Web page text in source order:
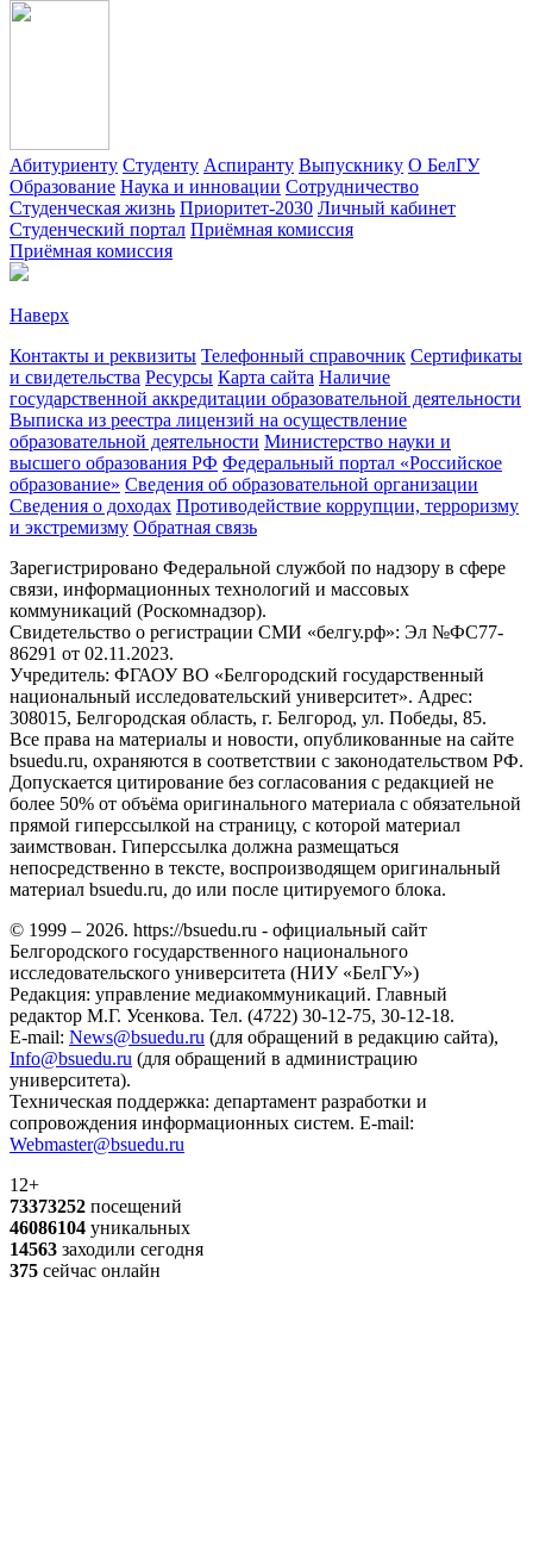
Абитуриенту Студенту Аспиранту Выпускнику О БелГУ
Образование Наука и инновации Сотрудничество
Студенческая жизнь Приоритет-2030 Личный кабинет
Студенческий портал Приёмная комиссия
Приёмная комиссия
Наверх
Контакты и реквизиты Телефонный справочник Сертификаты
и свидетельства Ресурсы Карта сайта Наличие
государственной аккредитации образовательной деятельности
Выписка из реестра лицензий на осуществление
образовательной деятельности Министерствo науки и
высшего образования РФ Федеральный портал «Российское
образование» Сведения об образовательной организации
Сведения о доходах Противодействие коррупции, терроризму
и экстремизму Обратная связь
Зарегистрировано Федеральной службой по надзору в сфере
связи, информационных технологий и массовых
коммуникаций (Роскомнадзор).
Свидетельство о регистрации СМИ «белгу.рф»: Эл №ФС77-
86291 от 02.11.2023.
Учредитель: ФГАОУ ВО «Белгородский государственный
национальный исследовательский университет». Адрес:
308015, Белгородская область, г. Белгород, ул. Победы, 85.
Все права на материалы и новости, опубликованные на сайте
bsuedu.ru, охраняются в соответствии с законодательством РФ.
Допускается цитирование без согласования с редакцией не
более 50% от объёма оригинального материала с обязательной
прямой гиперссылкой на страницу, с которой материал
заимствован. Гиперссылка должна размещаться
непосредственно в тексте, воспроизводящем оригинальный
материал bsuedu.ru, до или после цитируемого блока.
© 1999 – 2026. https://bsuedu.ru - официальный сайт
Белгородского государственного национального
исследовательского университета (НИУ «БелГУ»)
Редакция: управление медиакоммуникаций. Главный
редактор М.Г. Усенкова. Тел. (4722) 30-12-75, 30-12-18.
E-mail: News@bsuedu.ru (для обращений в редакцию сайта),
Info@bsuedu.ru (для обращений в администрацию
университета).
Техническая поддержка: департамент разработки и
сопровождения информационных систем. E-mail:
Webmaster@bsuedu.ru
12+
73373252 посещений
46086104 уникальных
14563 заходили сегодня
375 сейчас онлайн